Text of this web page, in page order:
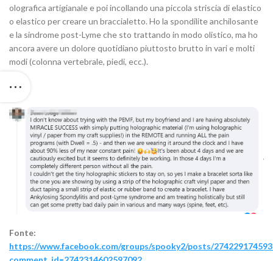
olografica artigianale e poi incollando una piccola striscia di elastico
o elastico per creare un braccialetto. Ho la spondilite anchilosante
e la sindrome post-Lyme che sto trattando in modo olistico, ma ho
ancora avere un dolore quotidiano piuttosto brutto in vari e molti
modi (colonna vertebrale, piedi, ecc.).
Fonte:
https://www.facebook.com/groups/spooky2/posts/